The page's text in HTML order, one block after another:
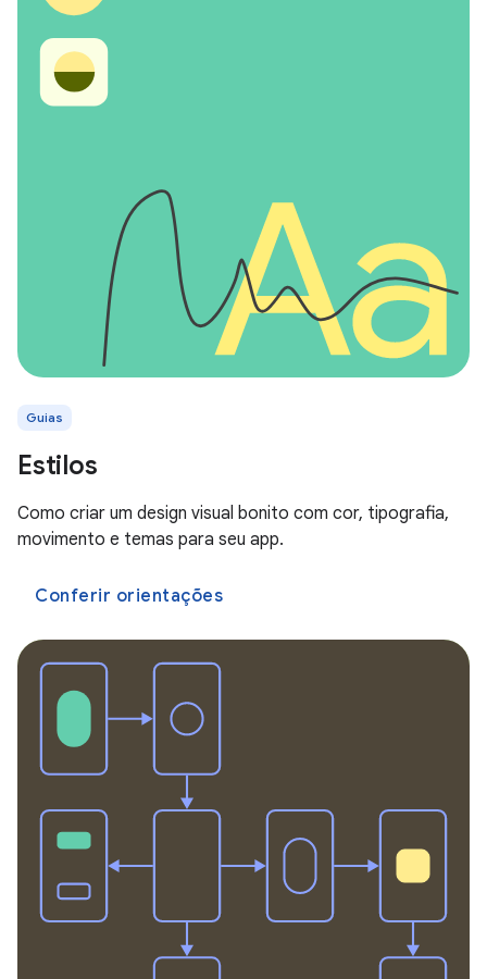
Guias
Estilos
Como criar um design visual bonito com cor, tipografia,
movimento e temas para seu app.
Conferir orientações